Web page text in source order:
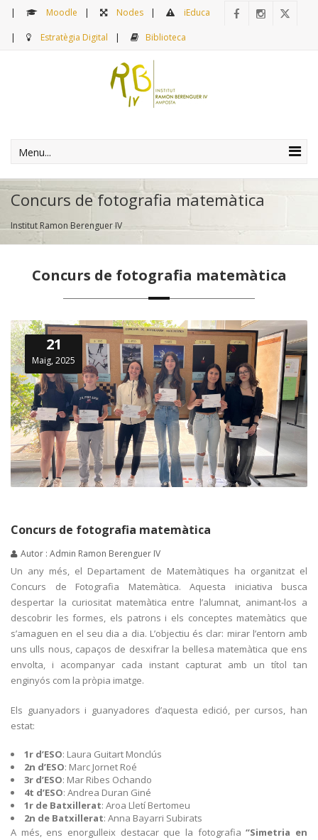
Moodle Nodes iEduca
Estratègia Digital Biblioteca
Menu...
Concurs de fotografia matemàtica
Institut Ramon Berenguer IV
Concurs de fotografia matemàtica
21
Maig, 2025
Concurs de fotografia matemàtica
Autor : Admin Ramon Berenguer IV
Un any més, el Departament de Matemàtiques ha organitzat el
Concurs de Fotografia Matemàtica. Aquesta iniciativa busca
despertar la curiositat matemàtica entre l’alumnat, animant-los a
descobrir les formes, els patrons i els conceptes matemàtics que
s’amaguen en el seu dia a dia. L’objectiu és clar: mirar l’entorn amb
uns ulls nous, capaços de desxifrar la bellesa matemàtica que ens
envolta, i acompanyar cada instant capturat amb un títol tan
enginyós com la pròpia imatge.
Els guanyadors i guanyadores d’aquesta edició, per cursos, han
estat:
1r d’ESO: Laura Guitart Monclús
2n d’ESO: Marc Jornet Roé
3r d’ESO: Mar Ribes Ochando
4t d’ESO: Andrea Duran Giné
1r de Batxillerat: Aroa Lletí Bertomeu
2n de Batxillerat: Anna Bayarri Subirats
A més, ens enorgulleix destacar que la fotografia“Simetria en